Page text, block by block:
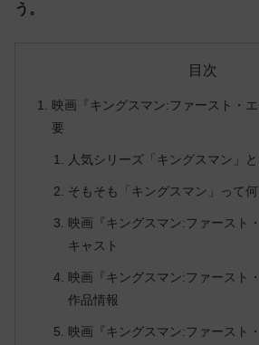
う。
目次
映画『キングスマン:ファースト・
要
人気シリーズ「キングスマン」と
そもそも「キングスマン」って何
映画『キングスマン:ファースト
キャスト
映画『キングスマン:ファースト
作品情報
映画『キングスマン:ファースト